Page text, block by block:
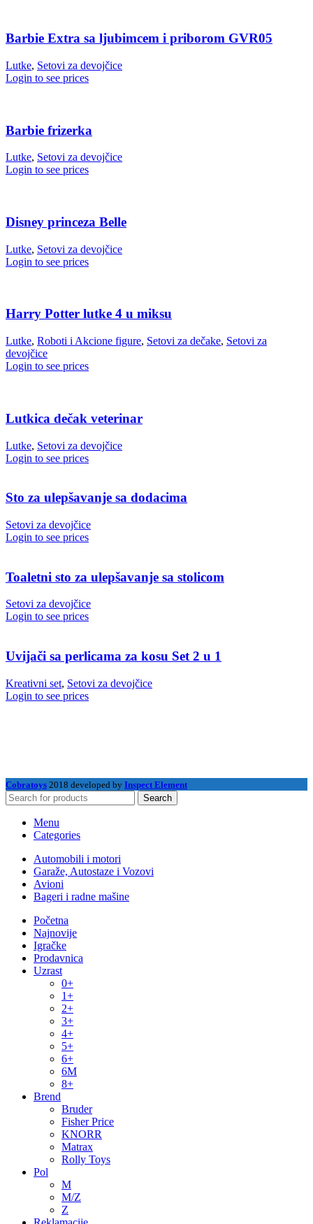
Barbie Extra sa ljubimcem i priborom GVR05
Lutke, Setovi za devojčice
Login to see prices
Barbie frizerka
Lutke, Setovi za devojčice
Login to see prices
Disney princeza Belle
Lutke, Setovi za devojčice
Login to see prices
Harry Potter lutke 4 u miksu
Lutke, Roboti i Akcione figure, Setovi za dečake, Setovi za
devojčice
Login to see prices
Lutkica dečak veterinar
Lutke, Setovi za devojčice
Login to see prices
Sto za ulepšavanje sa dodacima
Setovi za devojčice
Login to see prices
Toaletni sto za ulepšavanje sa stolicom
Setovi za devojčice
Login to see prices
Uvijači sa perlicama za kosu Set 2 u 1
Kreativni set, Setovi za devojčice
Login to see prices
Cobratoys 2018 developed by Inspect Element
Search
Menu
Categories
Automobili i motori
Garaže, Autostaze i Vozovi
Avioni
Bageri i radne mašine
Početna
Najnovije
Igračke
Prodavnica
Uzrast
0+
1+
2+
3+
4+
5+
6+
6M
8+
Brend
Bruder
Fisher Price
KNORR
Matrax
Rolly Toys
Pol
M
M/Z
Z